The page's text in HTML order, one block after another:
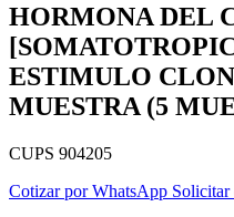
HORMONA DEL
ESTIMULO
MUESTRA (5
CUPS 904205
Cotizar por WhatsApp